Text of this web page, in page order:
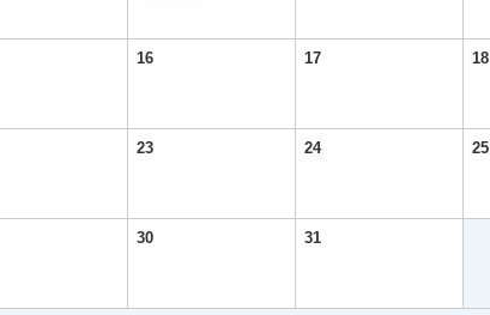
16 17 18
23 24 25
30 31